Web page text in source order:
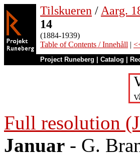
Tilskueren / Aarg.
14
(1884-1939)
Table of Contents / Innehåll |
Project Runeberg Catalog
Full resolution
Januar - G.